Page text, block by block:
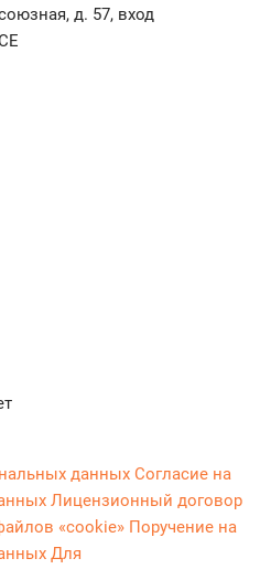
д. 57, вход
данных Согласие на
Лицензионный договор
«cookie» Поручение на
Для